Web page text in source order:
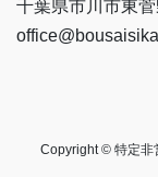
千葉県市川市東
Copyright © 特定非